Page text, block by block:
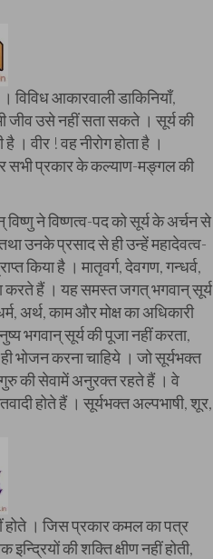
विविध आकारवाली डाकिनियाँ,
जीव उसे नहीं सता सकते । सूर्य की
वीर ! वह नीरोग होता है ।
सभी प्रकार के कल्याण-मङ्गल की
विष्णु ने विष्णत्व-पद को सूर्य के अर्चन से
उनके प्रसाद से ही उन्हें महादेवत्व-
किया है । मातृवर्ग, देवगण, गन्धर्व,
करते हैं । यह समस्त जगत् भगवान् सूर्य
अर्थ, काम और मोक्ष का अधिकारी
भगवान् सूर्य की पूजा नहीं करता,
भोजन करना चाहिये । जो सूर्यभक्त
गुरु की सेवामें अनुरक्त रहते हैं । वे
होते हैं । सूर्यभक्त अल्पभाषी, शूर,
होते । जिस प्रकार कमल का पत्र
की शक्ति क्षीण नहीं होती,